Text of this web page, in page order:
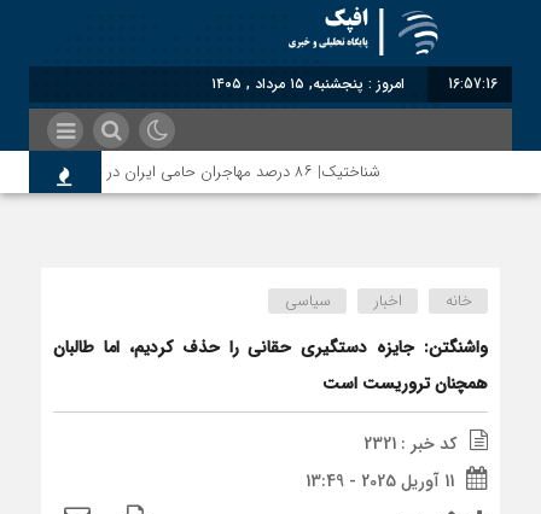
16:57:17 امروز : پنجشنبه, ۱۵ مرداد , ۱۴۰۵
شناختیک| ۸۶ درصد مهاجران حامی ایران در جنگ؛ ۷۵ درصد مهاجران دولت چهاردهم را خیرخواه خود نمی‌دانند
خانه اخبار سیاسی
واشنگتن: جایزه دستگیری حقانی را حذف کردیم، اما طالبان
همچنان تروریست است
کد خبر : 2321
11 آوریل 2025 - 13:49